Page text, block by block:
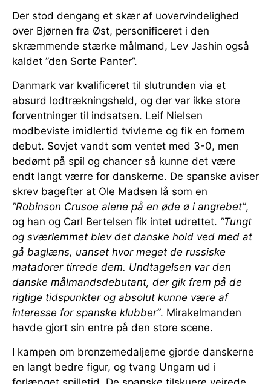
Der stod dengang et skær af uovervindelighed
over Bjørnen fra Øst, personificeret i den
skræmmende stærke målmand, Lev Jashin også
kaldet ”den Sorte Panter”.
Danmark var kvalificeret til slutrunden via et
absurd lodtrækningsheld, og der var ikke store
forventninger til indsatsen. Leif Nielsen
modbeviste imidlertid tvivlerne og fik en fornem
debut. Sovjet vandt som ventet med 3-0, men
bedømt på spil og chancer så kunne det være
endt langt værre for danskerne. De spanske aviser
skrev bagefter at Ole Madsen lå som en
”Robinson Crusoe alene på en øde ø i angrebet”,
og han og Carl Bertelsen fik intet udrettet. ”Tungt
og sværlemmet blev det danske hold ved med at
gå baglæns, uanset hvor meget de russiske
matadorer tirrede dem. Undtagelsen var den
danske målmandsdebutant, der gik frem på de
rigtige tidspunkter og absolut kunne være af
interesse for spanske klubber”. Mirakelmanden
havde gjort sin entre på den store scene.
I kampen om bronzemedaljerne gjorde danskerne
en langt bedre figur, og tvang Ungarn ud i